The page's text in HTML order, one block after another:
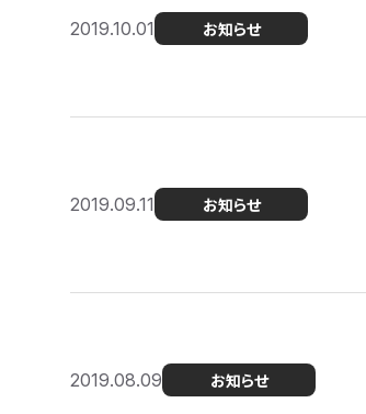
2019.10.01 お知らせ
2019.09.11 お知らせ
2019.08.09 お知らせ